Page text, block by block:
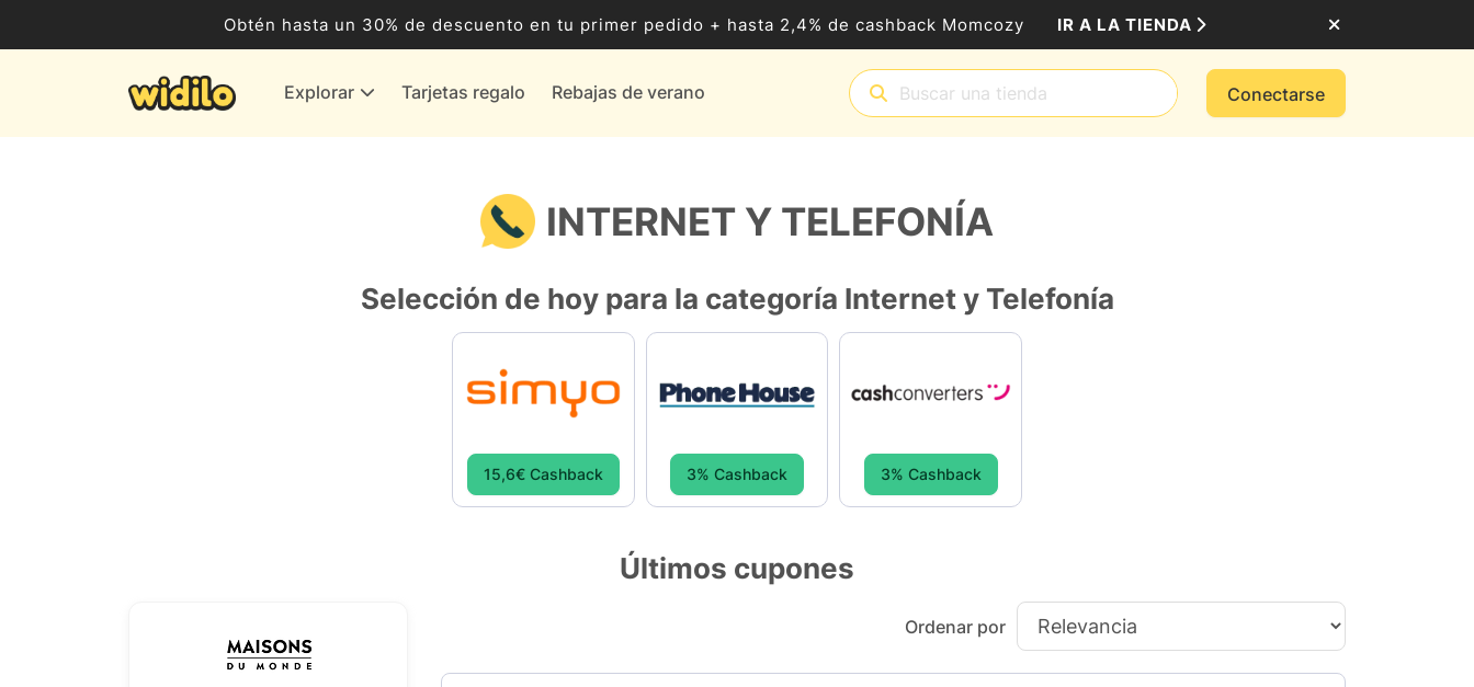
Obtén hasta un 30% de descuento en tu primer pedido + hasta 2,4% de cashback Momcozy IR A LA TIENDA
Explorar Tarjetas regalo Rebajas de verano Conectarse
Ocio, Entretenimiento y Cultura
Proveedores de gas y energía
INTERNET Y TELEFONÍA
Selección de hoy para la categoría Internet y Telefonía
15,6€ Cashback 3% Cashback 3% Cashback
Últimos cupones
Ordenar por